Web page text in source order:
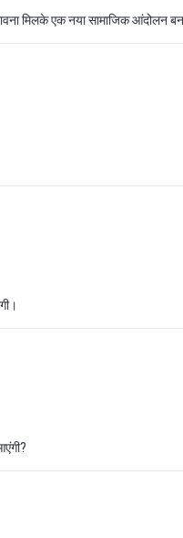
मिलके एक नया सामाजिक आंदोलन